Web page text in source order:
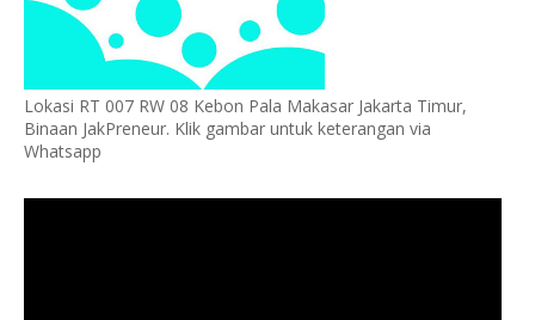
Lokasi RT 007 RW 08 Kebon Pala Makasar Jakarta Timur,
Binaan JakPreneur. Klik gambar untuk keterangan via
Whatsapp